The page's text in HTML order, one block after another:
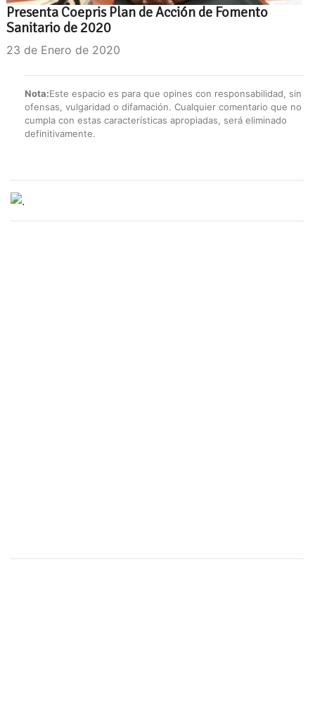
Presenta Coepris Plan de Acción de Fomento
Sanitario de 2020
23 de Enero de 2020
Nota:Este espacio es para que opines con responsabilidad, sin
ofensas, vulgaridad o difamación. Cualquier comentario que no
cumpla con estas características apropiadas, será eliminado
definitivamente.